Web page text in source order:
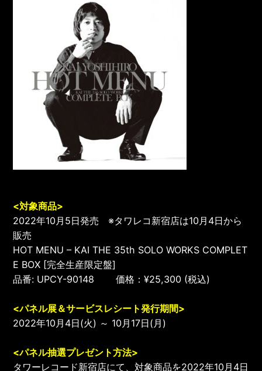
<対象商品>
2022年10月5日発売 ※タワレコ新宿店は10月4日から
販売
HOT MENU – KAI THE 35th SOLO WORKS COMPLET
E BOX [完全生産限定盤]
品番: UPCY-90148 価格：¥25,300 (税込)
<パネル展＆サービスレシート発行期間>
2022年10月4日(火) ～ 10月17日(月)
<パネル抽選プレゼント方法>
タワーレコード新宿店にて、対象商品を2022年10月4日